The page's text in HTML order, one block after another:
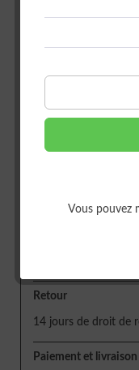
Vous pouvez
Retour
14 jours de droit de
Paiement et livraison